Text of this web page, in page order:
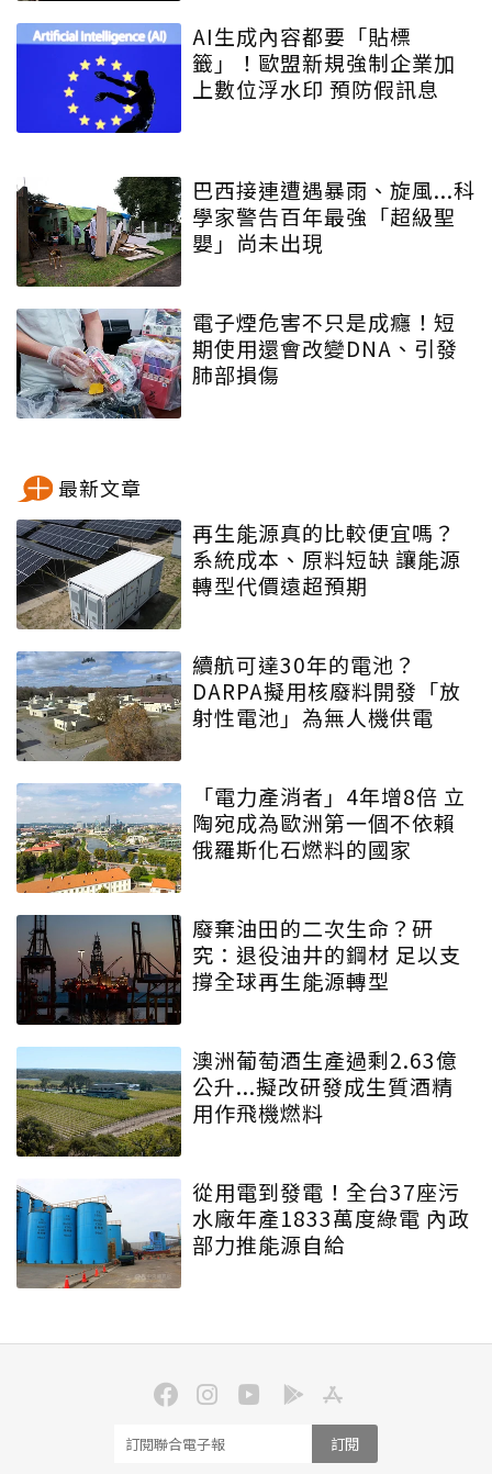
AI生成內容都要「貼標
籤」！歐盟新規強制企業加
上數位浮水印 預防假訊息
巴西接連遭遇暴雨、旋風...科
學家警告百年最強「超級聖
嬰」尚未出現
電子煙危害不只是成癮！短
期使用還會改變DNA、引發
肺部損傷
最新文章
再生能源真的比較便宜嗎？
系統成本、原料短缺 讓能源
轉型代價遠超預期
續航可達30年的電池？
DARPA擬用核廢料開發「放
射性電池」為無人機供電
「電力產消者」4年增8倍 立
陶宛成為歐洲第一個不依賴
俄羅斯化石燃料的國家
廢棄油田的二次生命？研
究：退役油井的鋼材 足以支
撐全球再生能源轉型
澳洲葡萄酒生產過剩2.63億
公升...擬改研發成生質酒精
用作飛機燃料
從用電到發電！全台37座污
水廠年產1833萬度綠電 內政
部力推能源自給
訂閱